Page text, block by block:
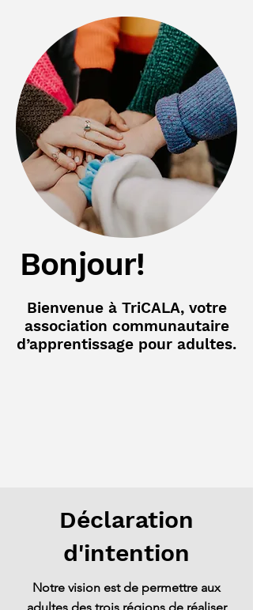
Bonjour!
Bienvenue à TriCALA, votre
association communautaire
d’apprentissage pour adultes.
Déclaration
d'intention
Notre vision est de permettre aux